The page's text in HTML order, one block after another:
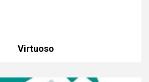
Virtuoso